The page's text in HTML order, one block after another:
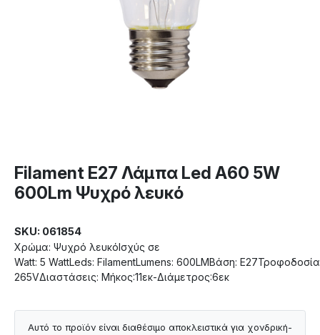
Filament E27 Λάμπα Led A60 5W
600Lm Ψυχρό λευκό
SKU: 061854
Χρώμα: Ψυχρό λευκόΙσχύς σε
Watt: 5 WattLeds: FilamentLumens: 600LMΒάση:
265VΔιαστάσεις: Μήκος:11εκ-Διάμετρος:6εκ
Αυτό το προϊόν είναι διαθέσιμο αποκλειστικά για χονδρική-